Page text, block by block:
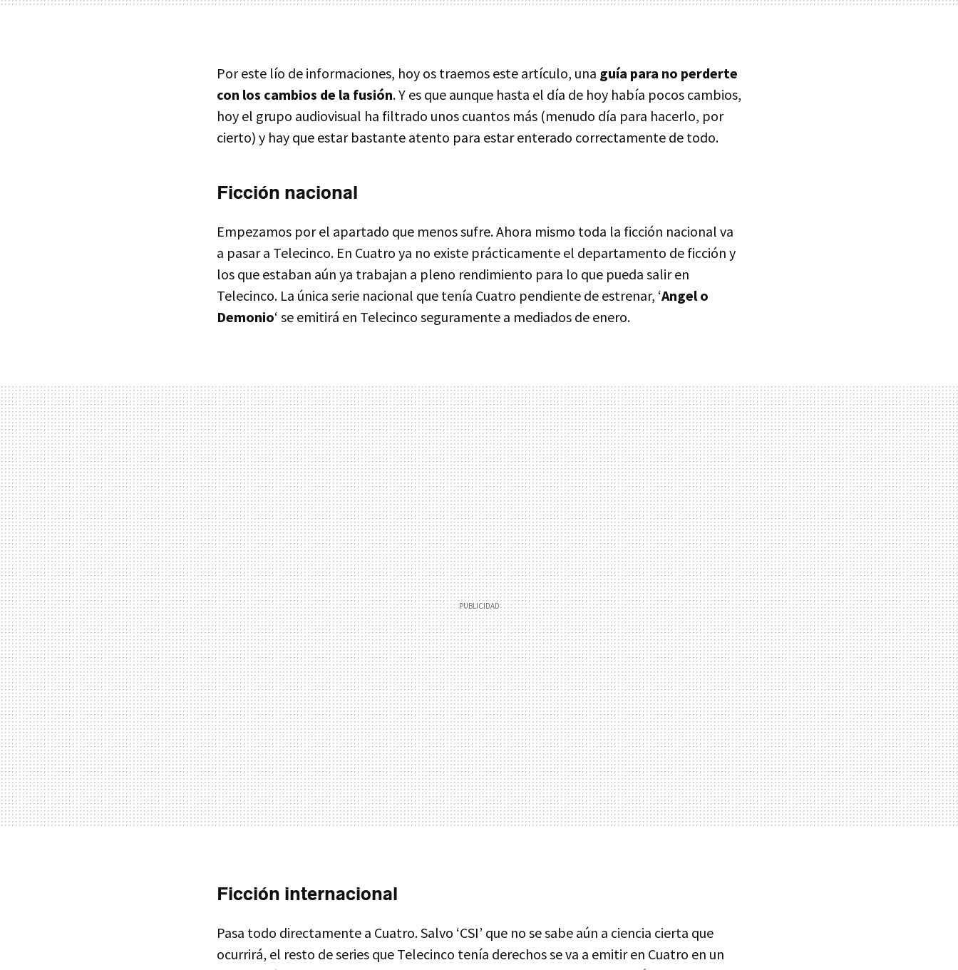
Por este lío de informaciones, hoy os traemos este artículo, una guía para no perderte
con los cambios de la fusión. Y es que aunque hasta el día de hoy había pocos cambios,
hoy el grupo audiovisual ha filtrado unos cuantos más (menudo día para hacerlo, por
cierto) y hay que estar bastante atento para estar enterado correctamente de todo.
Ficción nacional
Empezamos por el apartado que menos sufre. Ahora mismo toda la ficción nacional va
a pasar a Telecinco. En Cuatro ya no existe prácticamente el departamento de ficción y
los que estaban aún ya trabajan a pleno rendimiento para lo que pueda salir en
Telecinco. La única serie nacional que tenía Cuatro pendiente de estrenar, ‘Angel o
Demonio‘ se emitirá en Telecinco seguramente a mediados de enero.
Ficción internacional
Pasa todo directamente a Cuatro. Salvo ‘CSI’ que no se sabe aún a ciencia cierta que
ocurrirá, el resto de series que Telecinco tenía derechos se va a emitir en Cuatro en un